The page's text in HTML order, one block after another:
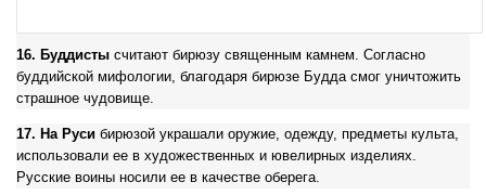
16. Буддисты считают бирюзу священным камнем. Согласно
буддийской мифологии, благодаря бирюзе Будда смог уничтожить
страшное чудовище.
17. На Руси бирюзой украшали оружие, одежду, предметы культа,
использовали ее в художественных и ювелирных изделиях.
Русские воины носили ее в качестве оберега.